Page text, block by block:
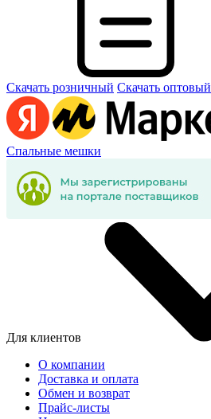
Скачать розничный Скачать оптовый
Спальные мешки
Для клиентов
О компании
Доставка и оплата
Обмен и возврат
Прайс-листы